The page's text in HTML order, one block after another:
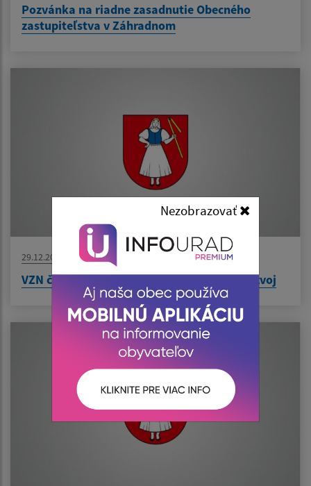
Nezobrazovať
Pozvánka na riadne zasadnutie Obecného
zastupiteľstva v Záhradnom
29.12.2022
VZN č. 06/2022 o miestnom poplatku za rozvoj